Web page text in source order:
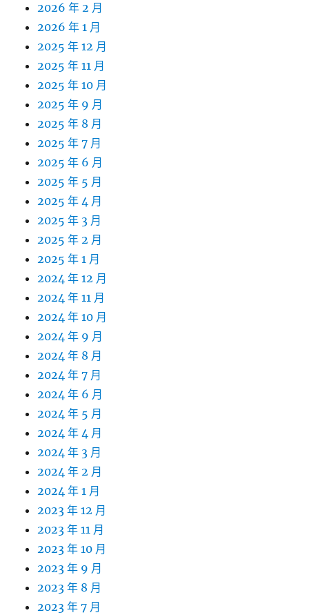
2026 年 2 月
2026 年 1 月
2025 年 12 月
2025 年 11 月
2025 年 10 月
2025 年 9 月
2025 年 8 月
2025 年 7 月
2025 年 6 月
2025 年 5 月
2025 年 4 月
2025 年 3 月
2025 年 2 月
2025 年 1 月
2024 年 12 月
2024 年 11 月
2024 年 10 月
2024 年 9 月
2024 年 8 月
2024 年 7 月
2024 年 6 月
2024 年 5 月
2024 年 4 月
2024 年 3 月
2024 年 2 月
2024 年 1 月
2023 年 12 月
2023 年 11 月
2023 年 10 月
2023 年 9 月
2023 年 8 月
2023 年 7 月